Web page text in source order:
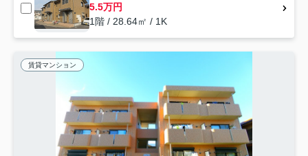
5.5万円
1階 / 28.64㎡ / 1K
賃貸マンション